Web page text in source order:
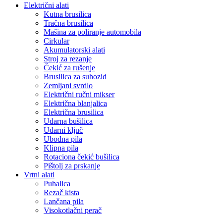
Električni alati
Kutna brusilica
Tračna brusilica
Mašina za poliranje automobila
Cirkular
Akumulatorski alati
Stroj za rezanje
Čekić za rušenje
Brusilica za suhozid
Zemljani svrdlo
Električni ručni mikser
Električna blanjalica
Električna brusilica
Udarna bušilica
Udarni ključ
Ubodna pila
Klipna pila
Rotaciona čekić bušilica
Pištolj za prskanje
Vrtni alati
Puhalica
Rezač kista
Lančana pila
Visokotlačni perač